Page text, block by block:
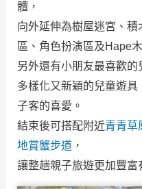
體，
向外延伸為樹屋迷宮、
區、角色扮演區及Hape
另外還有小朋友最喜歡的
多樣化又新穎的兒童遊
子客的喜愛。
結束後可搭配附近青青草
地賞蟹步道，
讓整趟親子旅遊更加豐富